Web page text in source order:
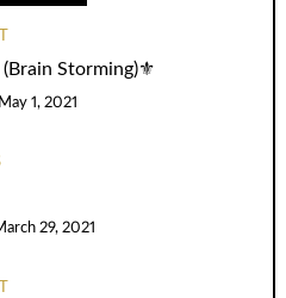
(Brain Storming)⚜️
1, 2021
29, 2021